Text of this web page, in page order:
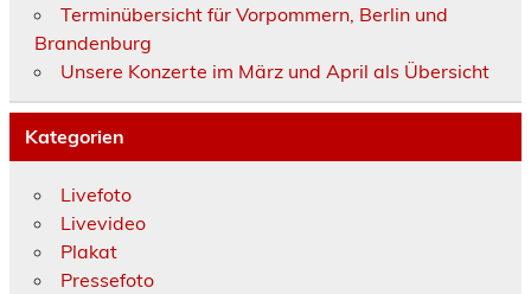
Terminübersicht für Vorpommern, Berlin und
Brandenburg
Unsere Konzerte im März und April als Übersicht
Kategorien
Livefoto
Livevideo
Plakat
Pressefoto